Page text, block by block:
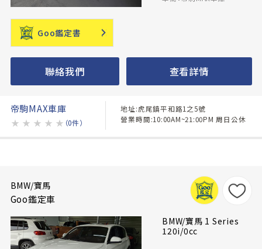
Goo鑑定書
聯絡我們 查看詳情
帝駒MAX車庫
★ ★ ★ ★ ★ （0件）
地址:虎尾鎮平和路1之5號
營業時間:10:00AM~21:00PM 周日公休
BMW/寶馬
Goo鑑定車
BMW/寶馬 1 Series
120i/0cc